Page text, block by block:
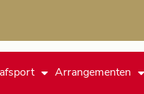
Arrangementen